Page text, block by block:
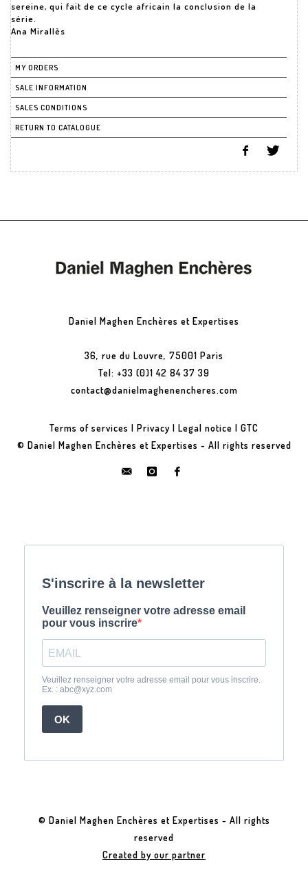
sereine, qui fait de ce cycle africain la conclusion de la
série.
Ana Mirallès
MY ORDERS
SALE INFORMATION
SALES CONDITIONS
RETURN TO CATALOGUE
Daniel Maghen Enchères et Expertises
36, rue du Louvre, 75001 Paris
Tel: +33 (0)1 42 84 37 39
contact@danielmaghenencheres.com
Terms of services | Privacy | Legal notice | GTC
© Daniel Maghen Enchères et Expertises - All rights reserved
© Daniel Maghen Enchères et Expertises - All rights
reserved
Created by our partner